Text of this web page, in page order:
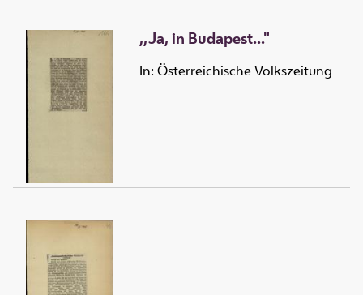
,,Ja, in Budapest..."
In: Österreichische Volkszeitung